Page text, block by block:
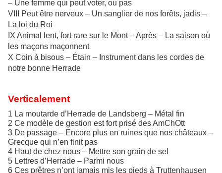
– Une femme qui peut voter, ou pas
VIII Peut être nerveux – Un sanglier de nos forêts, jadis –
La loi du Roi
IX Animal lent, fort rare sur le Mont – Après – La saison où
les maçons maçonnent
X Coin à bisous – Étain – Instrument dans les cordes de
notre bonne Herrade
Verticalement
1 La moutarde d’Herrade de Landsberg – Métal fin
2 Ce modèle de gestion est fort prisé des AmChOtt
3 De passage – Encore plus en ruines que nos châteaux –
Grecque qui n’en finit pas
4 Haut de chez nous – Mettre son grain de sel
5 Lettres d’Herrade – Parmi nous
6 Ces prêtres n’ont jamais mis les pieds à Truttenhausen